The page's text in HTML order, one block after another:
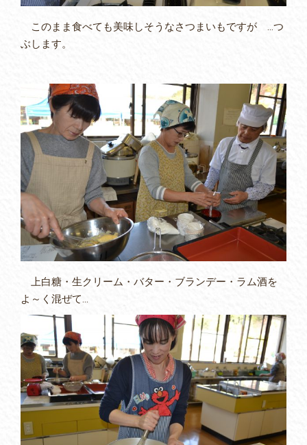
このまま食べても美味しそうなさつまいもですが …つ
ぶします。
上白糖・生クリーム・バター・ブランデー・ラム酒を
よ～く混ぜて…